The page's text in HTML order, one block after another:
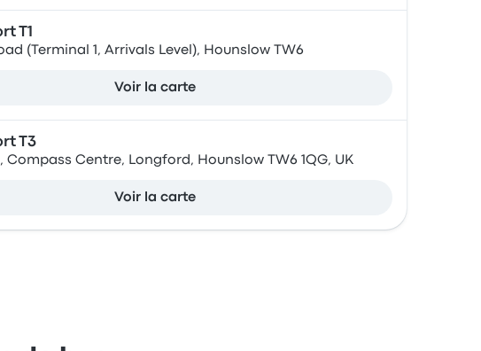
T1
(Terminal 1, Arrivals Level), Hounslow TW6
Voir la carte
T3
Compass Centre, Longford, Hounslow TW6 1QG, UK
Voir la carte